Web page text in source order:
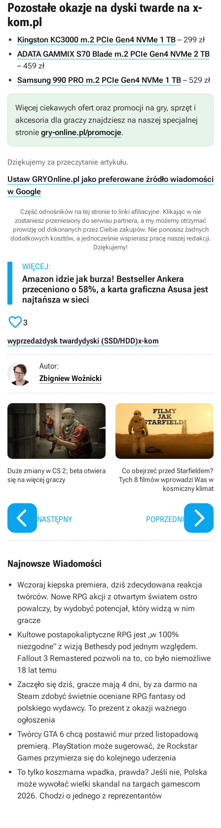
Pozostałe okazje na dyski twarde na x-
kom.pl
Kingston KC3000 m.2 PCIe Gen4 NVMe 1 TB – 299 zł
ADATA GAMMIX S70 Blade m.2 PCIe Gen4 NVMe 2 TB
– 459 zł
Samsung 990 PRO m.2 PCIe Gen4 NVMe 1 TB – 529 zł
Więcej ciekawych ofert oraz promocji na gry, sprzęt i
akcesoria dla graczy znajdziesz na naszej specjalnej
stronie gry-online.pl/promocje.
Dziękujemy za przeczytanie artykułu.
Ustaw GRYOnline.pl jako preferowane źródło wiadomości
w Google
Część odnośników na tej stronie to linki afiliacyjne. Klikając w nie
zostaniesz przeniesiony do serwisu partnera, a my możemy otrzymać
prowizję od dokonanych przez Ciebie zakupów. Nie ponosisz żadnych
dodatkowych kosztów, a jednocześnie wspierasz pracę naszej redakcji.
Dziękujemy!
WIĘCEJ:
Amazon idzie jak burza! Bestseller Ankera
przeceniono o 58%, a karta graficzna Asusa jest
najtańsza w sieci
3
wyprzedażdysk twardydyski (SSD/HDD)x-kom
Autor:
Zbigniew Woźnicki
Duże zmiany w CS 2; beta otwiera
się na więcej graczy
NASTĘPNY
Co obejrzeć przed Starfieldem?
Tych 8 filmów wprowadzi Was w
kosmiczny klimat
POPRZEDNI
Najnowsze Wiadomości
Wczoraj kiepska premiera, dziś zdecydowana reakcja
twórców. Nowe RPG akcji z otwartym światem ostro
powalczy, by wydobyć potencjał, który widzą w nim
gracze
Kultowe postapokaliptyczne RPG jest „w 100%
niezgodne” z wizją Bethesdy pod jednym względem.
Fallout 3 Remastered pozwoli na to, co było niemożliwe
18 lat temu
Zaczęło się dziś, gracze mają 4 dni, by za darmo na
Steam zdobyć świetnie oceniane RPG fantasy od
polskiego wydawcy. To prezent z okazji ważnego
ogłoszenia
Twórcy GTA 6 chcą postawić mur przed listopadową
premierą. PlayStation może sugerować, że Rockstar
Games przymierza się do kolejnego uderzenia
To tylko koszmarna wpadka, prawda? Jeśli nie, Polska
może wywołać wielki skandal na targach gamescom
2026. Chodzi o jednego z reprezentantów